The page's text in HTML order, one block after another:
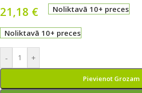
21,18 € Noliktavā 10+ preces
Noliktavā 10+ preces
- +
Pievienot Grozam